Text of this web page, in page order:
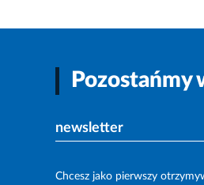
Pozostańmy
newsletter
Chcesz jako pierwszy